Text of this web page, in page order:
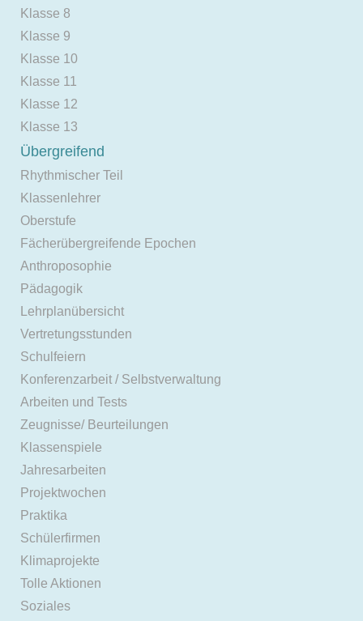
Klasse 8
Klasse 9
Klasse 10
Klasse 11
Klasse 12
Klasse 13
Übergreifend
Rhythmischer Teil
Klassenlehrer
Oberstufe
Fächerübergreifende Epochen
Anthroposophie
Pädagogik
Lehrplanübersicht
Vertretungsstunden
Schulfeiern
Konferenzarbeit / Selbstverwaltung
Arbeiten und Tests
Zeugnisse/ Beurteilungen
Klassenspiele
Jahresarbeiten
Projektwochen
Praktika
Schülerfirmen
Klimaprojekte
Tolle Aktionen
Soziales